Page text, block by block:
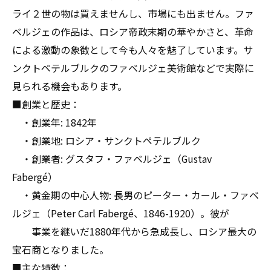
ライ２世の物は買えませんし、市場にも出ません。ファ
ベルジェの作品は、ロシア帝政末期の華やかさと、革命
による激動の象徴として今も人々を魅了しています。サ
ンクトペテルブルクのファベルジェ美術館などで実際に
見られる機会もあります。
■創業と歴史：
・創業年: 1842年
・創業地: ロシア・サンクトペテルブルク
・創業者: グスタフ・ファベルジェ（Gustav
Fabergé）
・黄金期の中心人物: 長男のピーター・カール・ファベ
ルジェ（Peter Carl Fabergé、1846-1920）。彼が
事業を継いだ1880年代から急成長し、ロシア最大の
宝石商となりました。